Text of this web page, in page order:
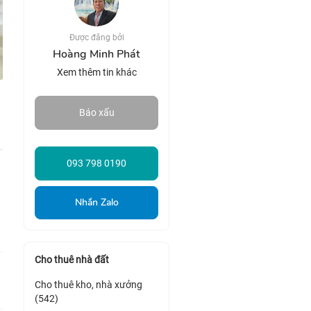
Được đăng bởi
Hoàng Minh Phát
Xem thêm tin khác
Báo xấu
093 798 0190
Nhắn Zalo
Cho thuê nhà đất
Cho thuê kho, nhà xưởng
(542)